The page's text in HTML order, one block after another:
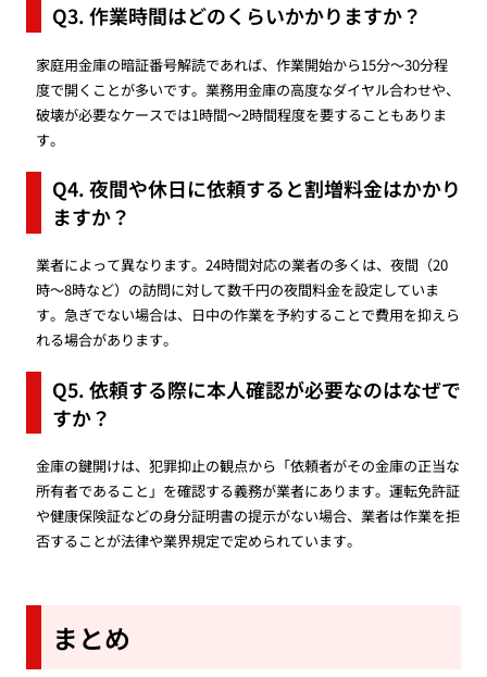
Q3. 作業時間はどのくらいかかりますか？
家庭用金庫の暗証番号解読であれば、作業開始から15分〜30分程
度で開くことが多いです。業務用金庫の高度なダイヤル合わせや、
破壊が必要なケースでは1時間〜2時間程度を要することもありま
す。
Q4. 夜間や休日に依頼すると割増料金はかかり
ますか？
業者によって異なります。24時間対応の業者の多くは、夜間（20
時〜8時など）の訪問に対して数千円の夜間料金を設定していま
す。急ぎでない場合は、日中の作業を予約することで費用を抑えら
れる場合があります。
Q5. 依頼する際に本人確認が必要なのはなぜで
すか？
金庫の鍵開けは、犯罪抑止の観点から「依頼者がその金庫の正当な
所有者であること」を確認する義務が業者にあります。運転免許証
や健康保険証などの身分証明書の提示がない場合、業者は作業を拒
否することが法律や業界規定で定められています。
まとめ